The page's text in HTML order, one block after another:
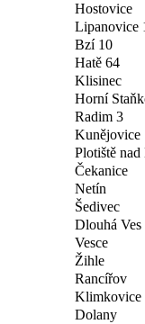
Hostovice
Lipanovice
Bzí 10
Hatě 64
Klisinec
Horní
Radim 3
Kunějovice
Plotiště nad
Čekanice
Netín
Šedivec
Dlouhá Ves
Vesce
Žihle
Rancířov
Klimkovice
Dolany